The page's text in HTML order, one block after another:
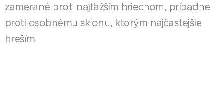
zamerané proti najťažším hriechom, prípadne
proti osobnému sklonu, ktorým najčastejšie
hreším.